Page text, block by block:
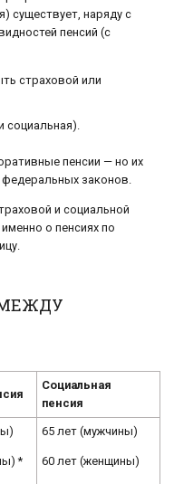
существует, наряду с
пенсий (с
страховой или
социальная).
пенсии — но их
федеральных законов.
и социальной
о пенсиях по
Социальная
пенсия
*
65 лет (мужчины)
60 лет (женщины)